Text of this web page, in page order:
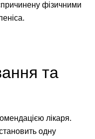
фізичними
та
лікаря.
одну